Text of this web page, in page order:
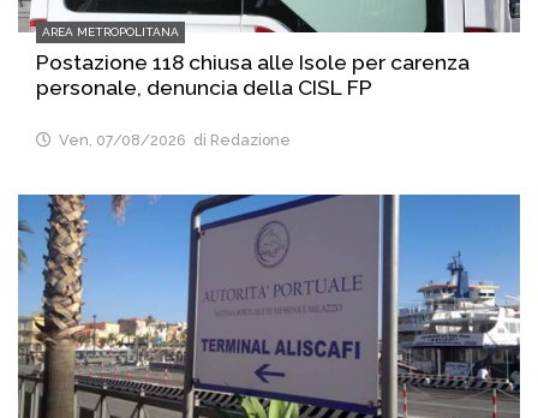
AREA METROPOLITANA
Postazione 118 chiusa alle Isole per carenza
personale, denuncia della CISL FP
Ven, 07/08/2026 di Redazione